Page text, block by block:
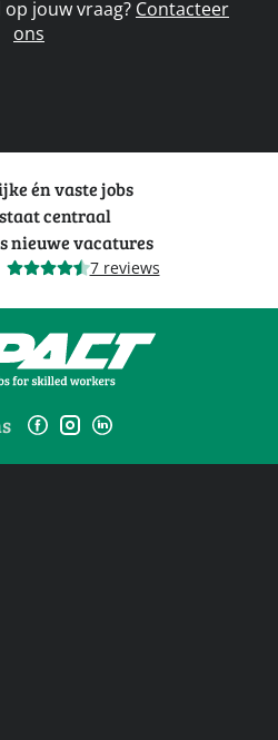
jouw vraag? Contacteer
ons
én vaste jobs
centraal
nieuwe vacatures
7 reviews